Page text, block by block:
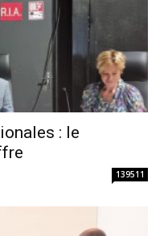
: le
139511